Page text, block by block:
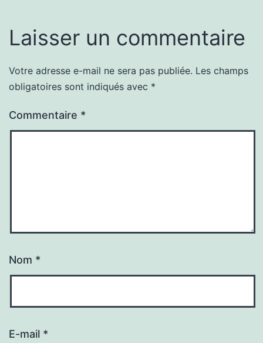
Laisser un commentaire
Votre adresse e-mail ne sera pas publiée. Les champs
obligatoires sont indiqués avec *
Commentaire *
Nom *
E-mail *